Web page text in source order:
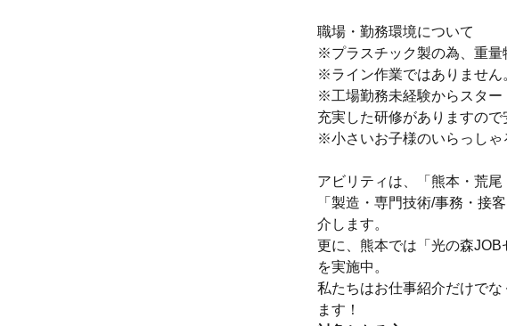
職場・勤務環境について
※プラスチック製の為、重量
※ライン作業ではありません
※工場勤務未経験からスター
充実した研修がありますので
※小さいお子様のいらっしゃ
アビリティは、「熊本・荒
「製造・専門技術/事務・接
介します。
更に、熊本では「光の森
を実施中。
私たちはお仕事紹介だけで
ます！